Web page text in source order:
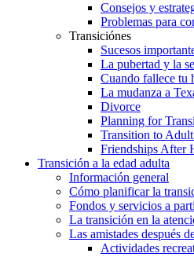
Consejos y
Problemas para
Transiciónes
Sucesos
La pubertad y la
Cuando fallece tu
La mudanza a
Divorce
Planning for
Transition to
Friendships After
Transición a la edad adulta
Información general
Cómo planificar la
Fondos y servicios a
La transición en la
Las amistades después
Actividades